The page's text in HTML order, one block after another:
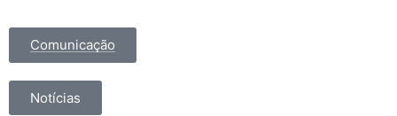
Comunicação
Notícias